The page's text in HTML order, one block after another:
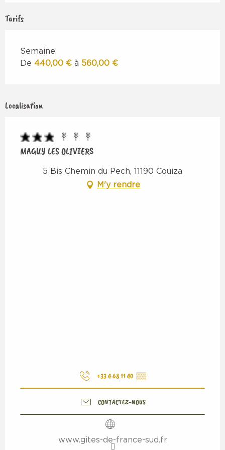
Tarifs
Semaine
De 440,00 € à 560,00 €
Localisation
MAGUY LES OLIVIERS
5 Bis Chemin du Pech, 11190 Couiza
M'y rendre
+33 4 68 11 40 ▒▒
CONTACTEZ-NOUS
www.gites-de-france-sud.fr